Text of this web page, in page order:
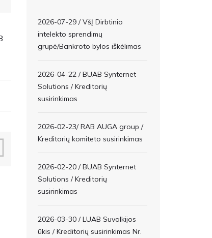
2026-07-29 / VšĮ Dirbtinio
intelekto sprendimų
grupė/Bankroto bylos iškėlimas
2026-04-22 / BUAB Synternet
Solutions / Kreditorių
susirinkimas
2026-02-23/ RAB AUGA group /
Kreditorių komiteto susirinkimas
2026-02-20 / BUAB Synternet
Solutions / Kreditorių
susirinkimas
2026-03-30 / LUAB Suvalkijos
ūkis / Kreditorių susirinkimas Nr.